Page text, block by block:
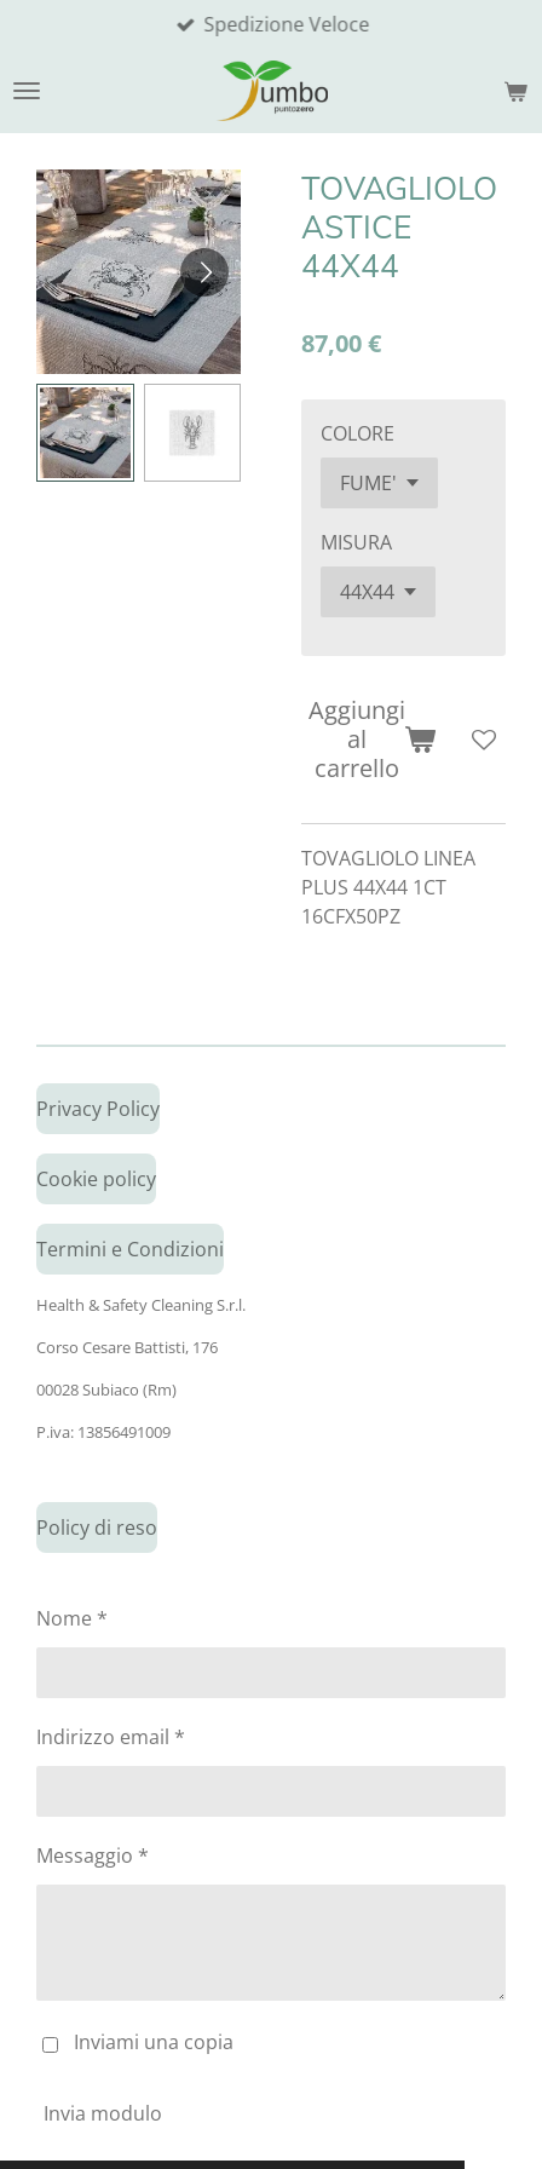
contenuto
Spedizione Veloce
TOVAGLIOLO
ASTICE
44X44
87,00 €
COLORE
MISURA
Aggiungi
al
carrello
TOVAGLIOLO LINEA
PLUS 44X44 1CT
16CFX50PZ
Privacy Policy
Cookie policy
Termini e Condizioni
Health & Safety Cleaning S.r.l.
Corso Cesare Battisti, 176
00028 Subiaco (Rm)
P.iva: 13856491009
Policy di reso
Nome *
Indirizzo email *
Messaggio *
Inviami una copia
Invia modulo